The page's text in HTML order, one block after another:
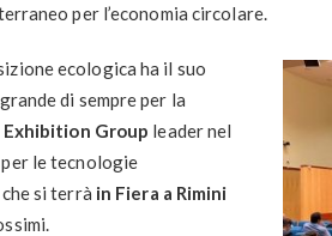
per l’economia circolare.
ecologica ha il suo
di sempre per la
Group leader nel
le tecnologie
che si terrà in Fiera a Rimini